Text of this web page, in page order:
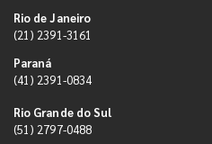
Rio de Janeiro
(21) 2391-3161
Paraná
(41) 2391-0834
Rio Grande do Sul
(51) 2797-0488